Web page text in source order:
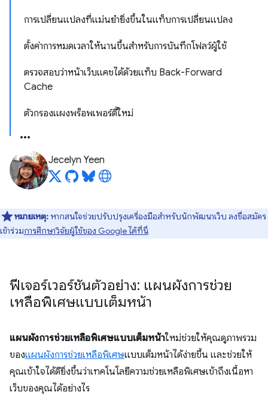
การเปลี่ยนแปลงที่แม่นยำยิ่งขึ้นในแท็บการเปลี่ยนแปลง
ตั้งค่าการหมดเวลาให้นานขึ้นสำหรับการบันทึกโฟลว์ผู้ใช้
ตรวจสอบว่าหน้าเว็บแคชได้ด้วยแท็บ Back-Forward
Cache
ตัวกรองแผงพร็อพเพอร์ตี้ใหม่
Jecelyn Yeen
หมายเหตุ: หากสนใจช่วยปรับปรุงเครื่องมือสำหรับนักพัฒนาเว็บ ลงชื่อสมัคร
เข้าร่วมการศึกษาวิจัยผู้ใช้ของ Google ได้ที่นี่
ฟีเจอร์เวอร์ชันตัวอย่าง: แผนผังการช่วย
เหลือพิเศษแบบเต็มหน้า
แผนผังการช่วยเหลือพิเศษแบบเต็มหน้าใหม่ช่วยให้คุณดูภาพรวม
ของแผนผังการช่วยเหลือพิเศษแบบเต็มหน้าได้ง่ายขึ้น และช่วยให้
คุณเข้าใจได้ดียิ่งขึ้นว่าเทคโนโลยีความช่วยเหลือพิเศษเข้าถึงเนื้อหา
เว็บของคุณได้อย่างไร